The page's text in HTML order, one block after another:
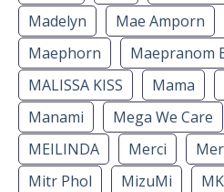
Madelyn
Mae Amporn
Maephorn
Maepranom
MALISSA KISS
Mama
Manami
Mega We Care
MEILINDA
Merci
Mitr Phol
MizuMi